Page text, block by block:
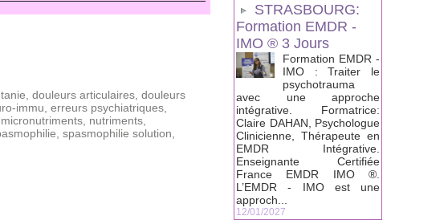
douleurs articulaires douleurs
immu erreurs psychiatriques
micronutriments nutriments
spasmophilie solution
STRASBOURG:
Formation EMDR -
IMO ® 3 Jours
Formation EMDR -
IMO : Traiter le
psychotrauma
avec une approche
intégrative. Formatrice:
Claire DAHAN, Psychologue
Clinicienne, Thérapeute en
EMDR Intégrative.
Enseignante Certifiée
France EMDR IMO ®.
L’EMDR - IMO est une
approch...
12/01/2027